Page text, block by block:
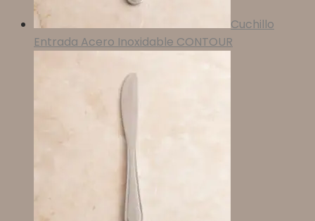
Cuchillo
Entrada Acero Inoxidable CONTOUR